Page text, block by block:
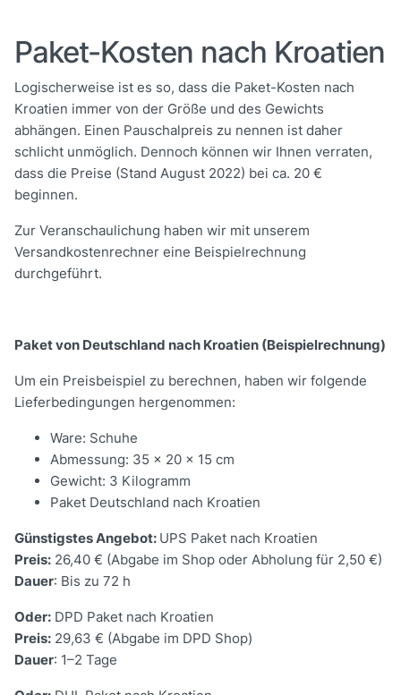
Paket-Kosten nach Kroatien
Logischerweise ist es so, dass die Paket-Kosten nach
Kroatien immer von der Größe und des Gewichts
abhängen. Einen Pauschalpreis zu nennen ist daher
schlicht unmöglich. Dennoch können wir Ihnen verraten,
dass die Preise (Stand August 2022) bei ca. 20 €
beginnen.
Zur Veranschaulichung haben wir mit unserem
Versandkostenrechner eine Beispielrechnung
durchgeführt.
Paket von Deutschland nach Kroatien (Beispielrechnung)
Um ein Preisbeispiel zu berechnen, haben wir folgende
Lieferbedingungen hergenommen:
Ware: Schuhe
Abmessung: 35 x 20 x 15 cm
Gewicht: 3 Kilogramm
Paket Deutschland nach Kroatien
Günstigstes Angebot: UPS Paket nach Kroatien
Preis: 26,40 € (Abgabe im Shop oder Abholung für 2,50 €)
Dauer: Bis zu 72 h
Oder: DPD Paket nach Kroatien
Preis: 29,63 € (Abgabe im DPD Shop)
Dauer: 1–2 Tage